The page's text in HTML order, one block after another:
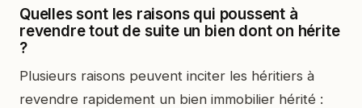
Quelles sont les raisons qui poussent à
revendre tout de suite un bien dont on hérite
?
Plusieurs raisons peuvent inciter les héritiers à
revendre rapidement un bien immobilier hérité :